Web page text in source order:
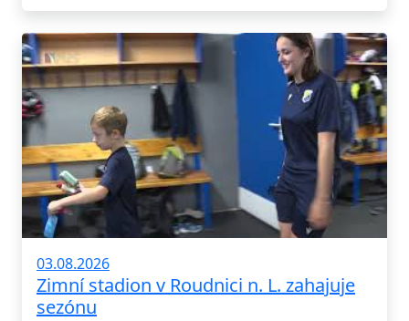
03.08.2026
Zimní stadion v Roudnici n. L. zahajuje
sezónu